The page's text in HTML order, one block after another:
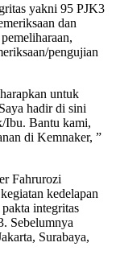
yakni 95 PJK3
dan
pengujian
untuk
hadir di sini
Ibu. Bantu kami,
di Kemnaker, ”
Fahrurozi
kedelapan
integritas
Sebelumnya
Surabaya,